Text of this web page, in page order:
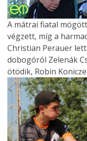
A mátrai fiatal
végzett, míg a
Christian Perauer
dobogóról Zelenák
ötödik, Robin